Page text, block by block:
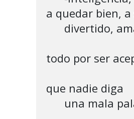
a quedar bien,
todo por ser
que nadie diga